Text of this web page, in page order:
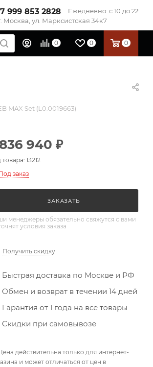
999 853 2828
Ежедневно: с 10 до 22
Москва, ул. Марксистская 34к7
0 0 0
MAX Set (L0.0019663)
940 ₽
13212
заказ
ЗАКАЗАТЬ
менеджеры обязательно свяжутся с вами
условия заказа
Получить скидку
Быстрая доставка по Москве и РФ
Обмен и возврат в течении 14 дней
Гарантия от 1 года на все товары
Скидки при самовывозе
действительна только для интернет-
и может отличаться от цен в